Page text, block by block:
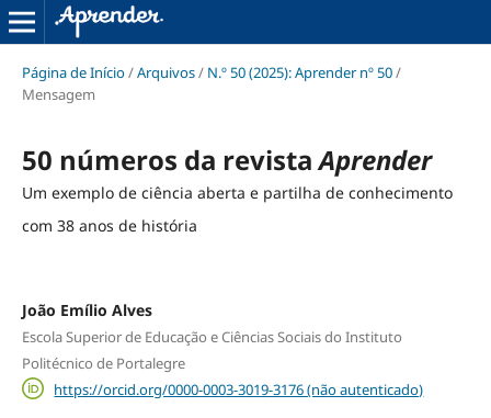
Página de Início/Arquivos/ N.º 50 (2025): Aprender nº 50/
Mensagem
50 números da revistaAprender
Um exemplo de ciência aberta e partilha de conhecimento
com 38 anos de história
João Emílio Alves
Escola Superior de Educação e Ciências Sociais do Instituto
Politécnico de Portalegre
https://orcid.org/0000-0003-3019-3176 (não autenticado)